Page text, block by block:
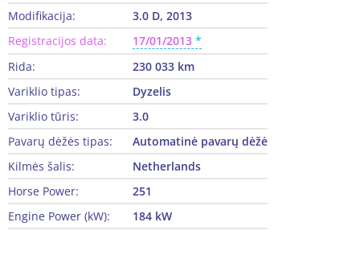
Modifikacija:
3.0 D, 2013
Registracijos data:
17/01/2013
Rida:
230 033 km
Variklio tipas:
Dyzelis
Variklio tūris:
3.0
Pavarų dėžės tipas:
Automatinė pavarų dėžė
Kilmės šalis:
Netherlands
Horse Power:
251
Engine Power (kW):
184 kW